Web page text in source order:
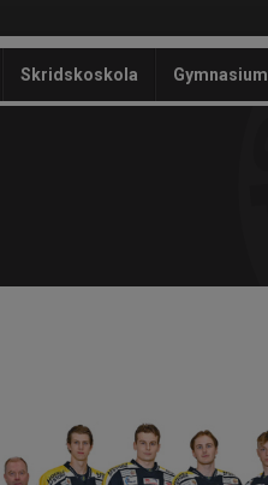
Skridskoskola Gymnasium